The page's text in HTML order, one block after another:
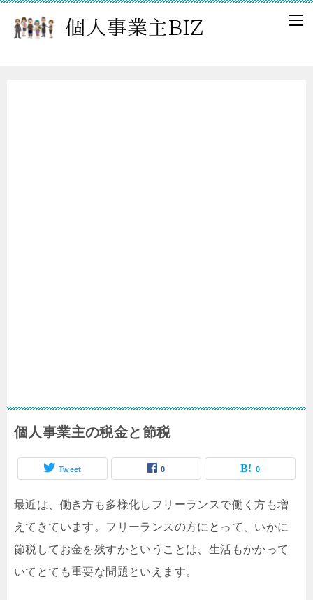
個人事業主の税金と節税
Tweet 0 0
最近は、働き方も多様化しフリーランスで働く方も増
えてきています。フリーランスの方にとって、いかに
節税してお金を残すかということは、生活もかかって
いてとても重要な問題といえます。